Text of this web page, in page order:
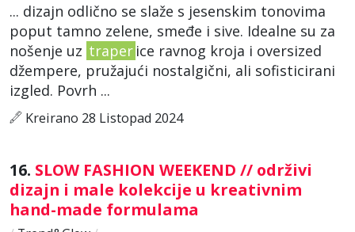
... dizajn odlično se slaže s jesenskim tonovima
poput tamno zelene, smeđe i sive. Idealne su za
nošenje uz traper ice ravnog kroja i oversized
džempere, pružajući nostalgični, ali sofisticirani
izgled. Povrh ...
Kreirano 28 Listopad 2024
16. SLOW FASHION WEEKEND // održivi
dizajn i male kolekcije u kreativnim
hand-made formulama